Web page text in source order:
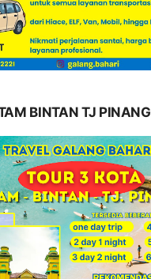
BINTAN TJ PINANG